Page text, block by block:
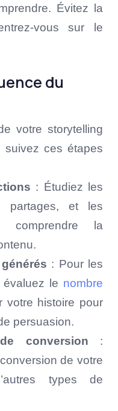
Évitez la
vous sur le
du
votre storytelling
suivez ces étapes
: Étudiez les
partages, et les
comprendre la
: Pour les
le nombre
votre histoire pour
persuasion.
conversion :
de votre
types de